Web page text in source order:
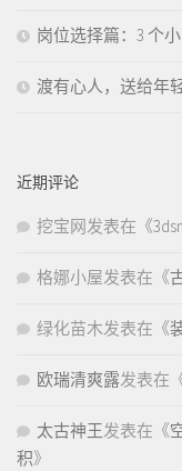
岗位选择篇：3 个
渡有心人，送给年轻
近期评论
挖宝网发表在《
格娜小屋发表在《
绿化苗木发表在《
欧瑞清爽露发表在
太古神王发表在《
积》